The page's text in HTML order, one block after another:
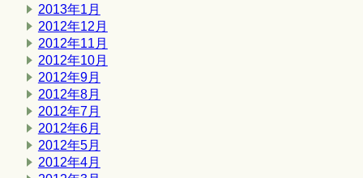
2013年1月
2012年12月
2012年11月
2012年10月
2012年9月
2012年8月
2012年7月
2012年6月
2012年5月
2012年4月